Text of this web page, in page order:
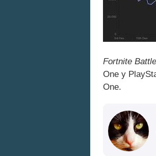
Fortnite
One y
One.